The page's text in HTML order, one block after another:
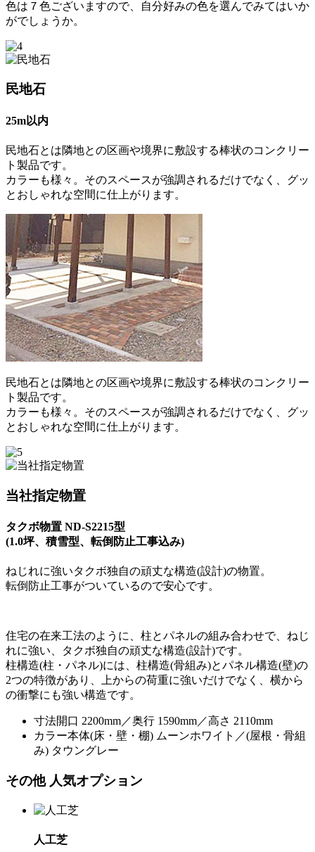
色は７色ございますので、自分好みの色を選んでみてはいか
がでしょうか。
民地石
25m以内
民地石とは隣地との区画や境界に敷設する棒状のコンクリー
ト製品です。
カラーも様々。そのスペースが強調されるだけでなく、グッ
とおしゃれな空間に仕上がります。
民地石とは隣地との区画や境界に敷設する棒状のコンクリー
ト製品です。
カラーも様々。そのスペースが強調されるだけでなく、グッ
とおしゃれな空間に仕上がります。
当社指定物置
タクボ物置 ND-S2215型
(1.0坪、積雪型、転倒防止工事込み)
ねじれに強いタクボ独自の頑丈な構造(設計)の物置。
転倒防止工事がついているので安心です。
住宅の在来工法のように、柱とパネルの組み合わせで、ねじ
れに強い、タクボ独自の頑丈な構造(設計)です。
柱構造(柱・パネル)には、柱構造(骨組み)とパネル構造(壁)の
2つの特徴があり、上からの荷重に強いだけでなく、横から
の衝撃にも強い構造です。
寸法開口 2200mm／奥行 1590mm／高さ 2110mm
カラー本体(床・壁・棚) ムーンホワイト／(屋根・骨組
み) タウングレー
その他 人気オプション
人工芝